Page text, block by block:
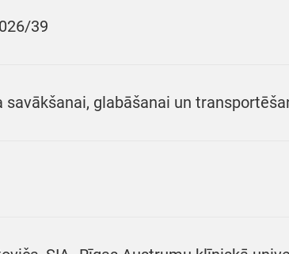
39
savākšanai, glabāšanai un